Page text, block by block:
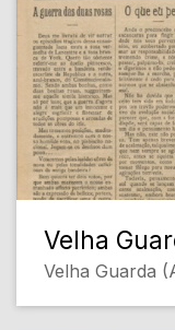
Velha
Velha Guarda